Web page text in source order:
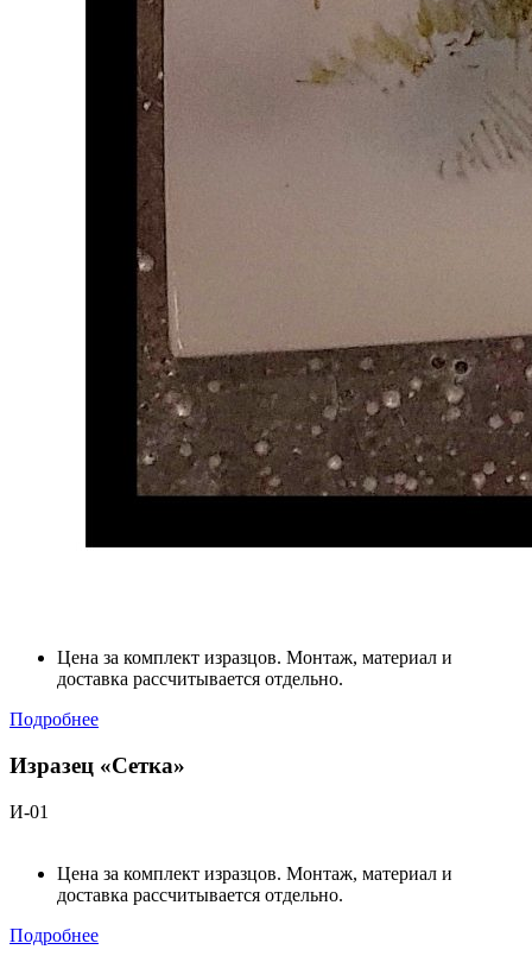
Цена за комплект изразцов. Монтаж, материал и
доставка рассчитывается отдельно.
Подробнее
Изразец «Сетка»
И-01
Цена за комплект изразцов. Монтаж, материал и
доставка рассчитывается отдельно.
Подробнее